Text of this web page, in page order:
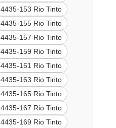
4435-153 Rio Tinto
4435-155 Rio Tinto
4435-157 Rio Tinto
4435-159 Rio Tinto
4435-161 Rio Tinto
4435-163 Rio Tinto
4435-165 Rio Tinto
4435-167 Rio Tinto
4435-169 Rio Tinto